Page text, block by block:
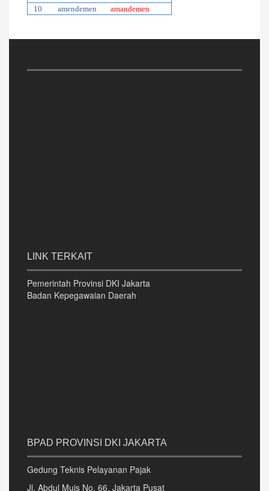
10
amendemen amandemen
LINK TERKAIT
Pemerintah Provinsi DKI Jakarta
Badan Kepegawaian Daerah
BPAD PROVINSI DKI JAKARTA
Gedung Teknis Pelayanan Pajak
Jl. Abdul Muis No. 66, Jakarta Pusat